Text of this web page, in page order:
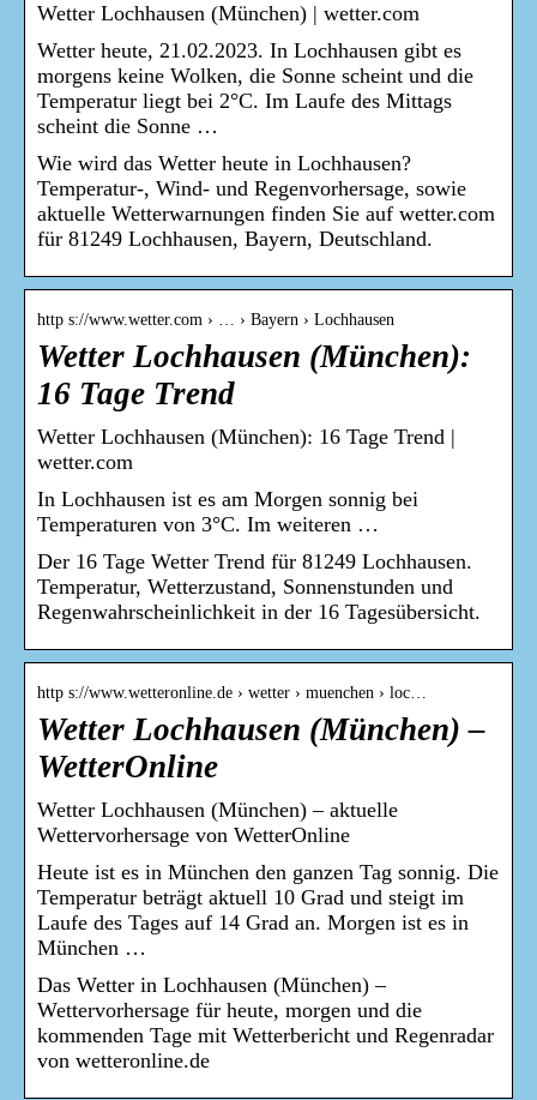
Wetter Lochhausen (München) | wetter.com
Wetter heute, 21.02.2023. In Lochhausen gibt es
morgens keine Wolken, die Sonne scheint und die
Temperatur liegt bei 2°C. Im Laufe des Mittags
scheint die Sonne …
Wie wird das Wetter heute in Lochhausen?
Temperatur-, Wind- und Regenvorhersage, sowie
aktuelle Wetterwarnungen finden Sie auf wetter.com
für 81249 Lochhausen, Bayern, Deutschland.
http s://www.wetter.com › … › Bayern › Lochhausen
Wetter Lochhausen (München):
16 Tage Trend
Wetter Lochhausen (München): 16 Tage Trend |
wetter.com
In Lochhausen ist es am Morgen sonnig bei
Temperaturen von 3°C. Im weiteren …
Der 16 Tage Wetter Trend für 81249 Lochhausen.
Temperatur, Wetterzustand, Sonnenstunden und
Regenwahrscheinlichkeit in der 16 Tagesübersicht.
http s://www.wetteronline.de › wetter › muenchen › loc…
Wetter Lochhausen (München) –
WetterOnline
Wetter Lochhausen (München) – aktuelle
Wettervorhersage von WetterOnline
Heute ist es in München den ganzen Tag sonnig. Die
Temperatur beträgt aktuell 10 Grad und steigt im
Laufe des Tages auf 14 Grad an. Morgen ist es in
München …
Das Wetter in Lochhausen (München) –
Wettervorhersage für heute, morgen und die
kommenden Tage mit Wetterbericht und Regenradar
von wetteronline.de